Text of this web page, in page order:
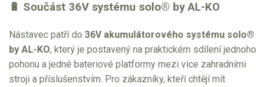
🔋 Součást 36V systému solo® by AL-KO
Nástavec patří do 36V akumulátorového systému solo®
by AL-KO, který je postavený na praktickém sdílení jednoho
pohonu a jedné bateriové platformy mezi více zahradními
stroji a příslušenstvím. Pro zákazníky, kteří chtějí mít